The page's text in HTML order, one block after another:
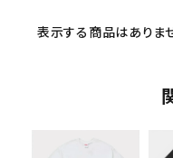
表示する商品はありま